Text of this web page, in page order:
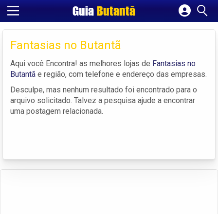
GuiaButantã
Cadastrar empresa
Fazer login
Criar conta
Fantasias no Butantã
Aqui você Encontra! as melhores lojas de Fantasias no
Butantã e região, com telefone e endereço das empresas.
Desculpe, mas nenhum resultado foi encontrado para o
arquivo solicitado. Talvez a pesquisa ajude a encontrar
uma postagem relacionada.